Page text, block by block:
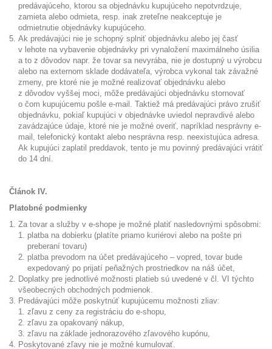
predávajúceho, ktorou sa objednávku kupujúceho nepotvrdzuje,
zamieta alebo odmieta, resp. inak zreteľne neakceptuje je
odmietnutie objednávky kupujúceho.
Ak predávajúci nie je schopný splniť objednávku alebo jej časť
v lehote na vybavenie objednávky pri vynaložení maximálneho úsilia
a to z dôvodov napr. že tovar sa nevyrába, nie je dostupný u výrobcu
alebo na externom sklade dodávateľa, výrobca vykonal tak závažné
zmeny, pre ktoré nie je možné realizovať objednávku alebo
z dôvodov vyššej moci, môže predávajúci objednávku stornovať
o čom kupujúcemu pošle e-mail. Taktiež má predávajúci právo zrušiť
objednávku, pokiaľ kupujúci v objednávke uviedol nepravdivé alebo
zavádzajúce údaje, ktoré nie je možné overiť, napríklad nesprávny e-
mail, telefonický kontakt alebo nesprávna resp. neexistujúca adresa.
Ak kupujúci zaplatil preddavok, tento je mu povinný predávajúci vrátiť
do 14 dní.
Článok IV.
Platobné podmienky
Za tovar a služby v e-shope je možné platiť nasledovnými spôsobmi:
platba na dobierku (platíte priamo kuriérovi alebo na pošte pri
preberaní tovaru)
platba prevodom na účet predávajúceho – vopred, tovar bude
expedovaný po prijatí peňažných prostriedkov na náš účet,
Doplatky pre jednotlivé možnosti platieb sú uvedené v čl. VI týchto
všeobecných obchodných podmienok.
Predávajúci môže poskytnúť kupujúcemu možnosti zliav:
zľavu z ceny za registráciu do e-shopu,
zľavu za opakovaný nákup,
zľavu na základe jednorazového zľavového kupónu,
Poskytované zľavy nie je možné kumulovať.